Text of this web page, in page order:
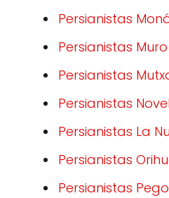
Persianistas
Persianistas
Persianistas
Persianistas
Persianistas La
Persianistas
Persianistas Pego